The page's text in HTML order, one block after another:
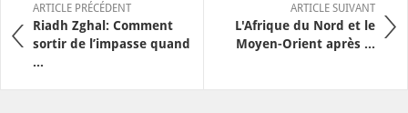
ARTICLE PRÉCÉDENT
Riadh Zghal: Comment
sortir de l’impasse quand
...
ARTICLE SUIVANT
L'Afrique du Nord et le
Moyen-Orient après ...